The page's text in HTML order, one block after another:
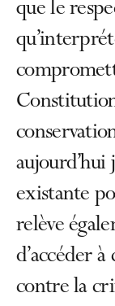
que le
aujourd’hui
existante
relève
d’accéder
contre la